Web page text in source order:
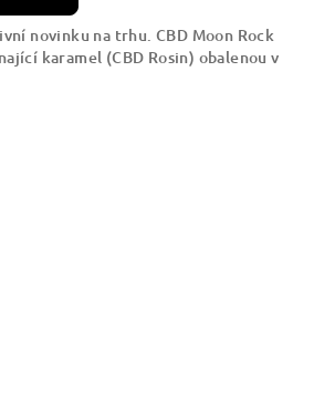
novinku na trhu. CBD Moon Rock
karamel (CBD Rosin) obalenou v